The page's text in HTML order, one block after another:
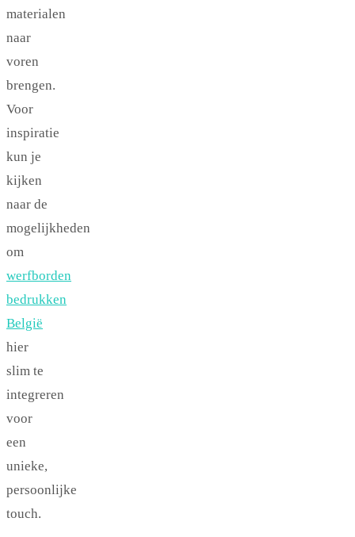
materialen
naar
voren
brengen.
Voor
inspiratie
kun je
kijken
naar de
mogelijkheden
om
werfborden
bedrukken
België
hier
slim te
integreren
voor
een
unieke,
persoonlijke
touch.